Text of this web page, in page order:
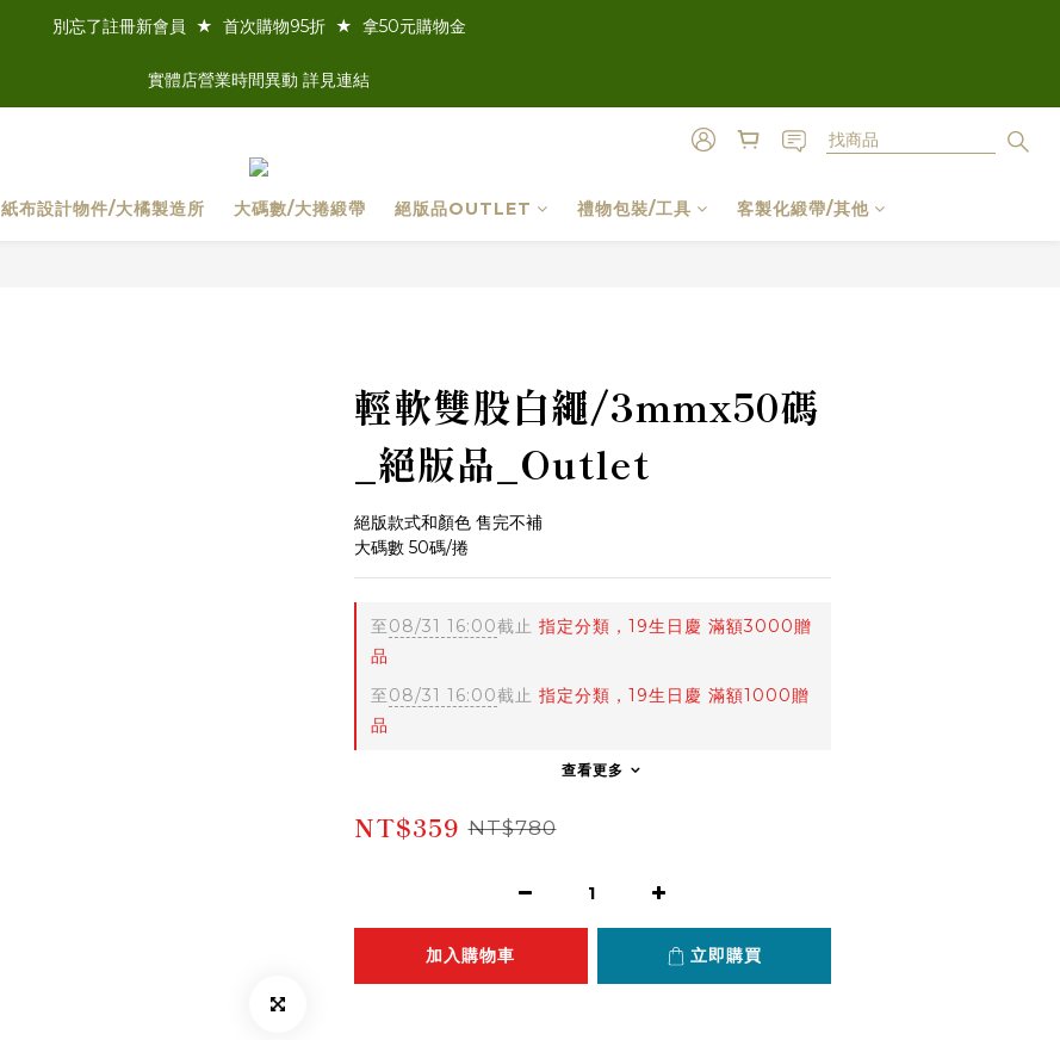
別忘了註冊新會員  ★  首次購物95折  ★  拿50元購物金
實體店營業時間異動 詳見連結
紙布設計物件/大橘製造所 大碼數/大捲緞帶 絕版品OUTLET 禮物包裝/工具 客製化緞帶/其他
輕軟雙股白繩/3mmx50碼
_絕版品_Outlet
絕版款式和顏色 售完不補
大碼數 50碼/捲
至08/31 16:00截止 指定分類，19生日慶 滿額3000贈
品
至08/31 16:00截止 指定分類，19生日慶 滿額1000贈
品
查看更多
NT$359 NT$780
加入購物車 立即購買